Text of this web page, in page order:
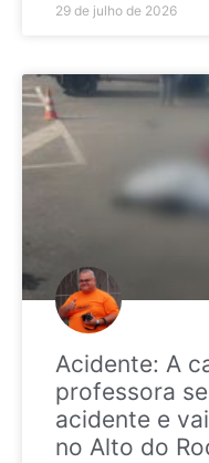
29 de julho de 2026
Acidente: A
professora
acidente e
no Alto do